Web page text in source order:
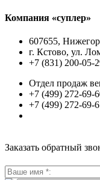
Компания «суплер»
607655,
г. Кстово, ул.
+7 (831) 200-05-
Отдел продаж
+7 (499) 272-69-
+7 (499) 272-69-
Заказать обратный